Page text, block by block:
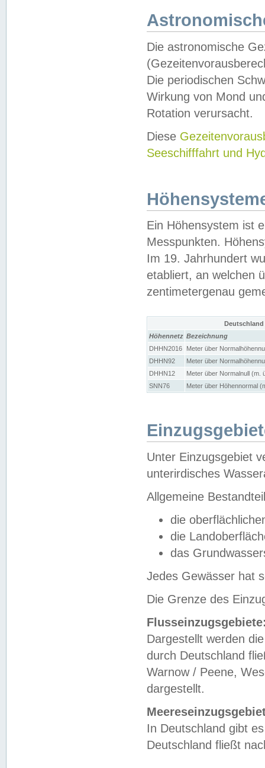
Die astronomische
Die periodischen
Wirkung von Mond
Rotation verursacht.
Diese
Seeschifffahrt und
Ein Höhensystem ist
Messpunkten.
Im 19. Jahrhundert
etabliert, an welchen
zentimetergenau
Höhennetz Bezeichnung
DHHN2016
Meter über
DHHN92
Meter über
DHHN12
Meter über Normalnull (m.
SNN76
Meter über Höhennormal
Unter Einzugsgebiet
unterirdisches
Allgemeine
die
die
das
Jedes Gewässer hat
Die Grenze des
Dargestellt werden
durch Deutschland
Warnow / Peene,
dargestellt.
In Deutschland gibt
Deutschland fließt